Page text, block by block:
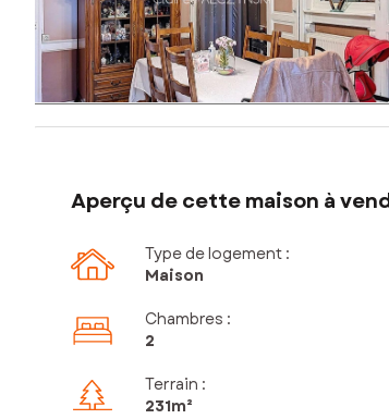
Aperçu de cette maison à
Type de logement :
Maison
Chambres :
2
Terrain :
231m²